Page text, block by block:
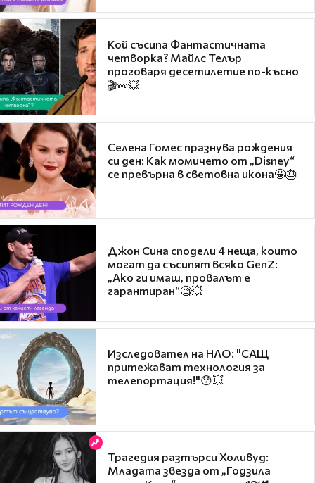
Кой съсипа Фантастичната
четворка? Майлс Телър
проговаря десетилетие по-късно
🎬👀💥
Селена Гомес празнува рождения
си ден: Как момичето от „Disney“
се превърна в световна икона🤩🎂
Джон Сина сподели 4 неща, които
могат да съсипят всяко GenZ:
„Ако ги имаш, провалът е
гарантиран“🧐💥
Изследовател на НЛО: "САЩ
притежават технология за
телепортация!"😯💥
Трагедия разтърси Холивуд:
Младата звезда от „Годзила